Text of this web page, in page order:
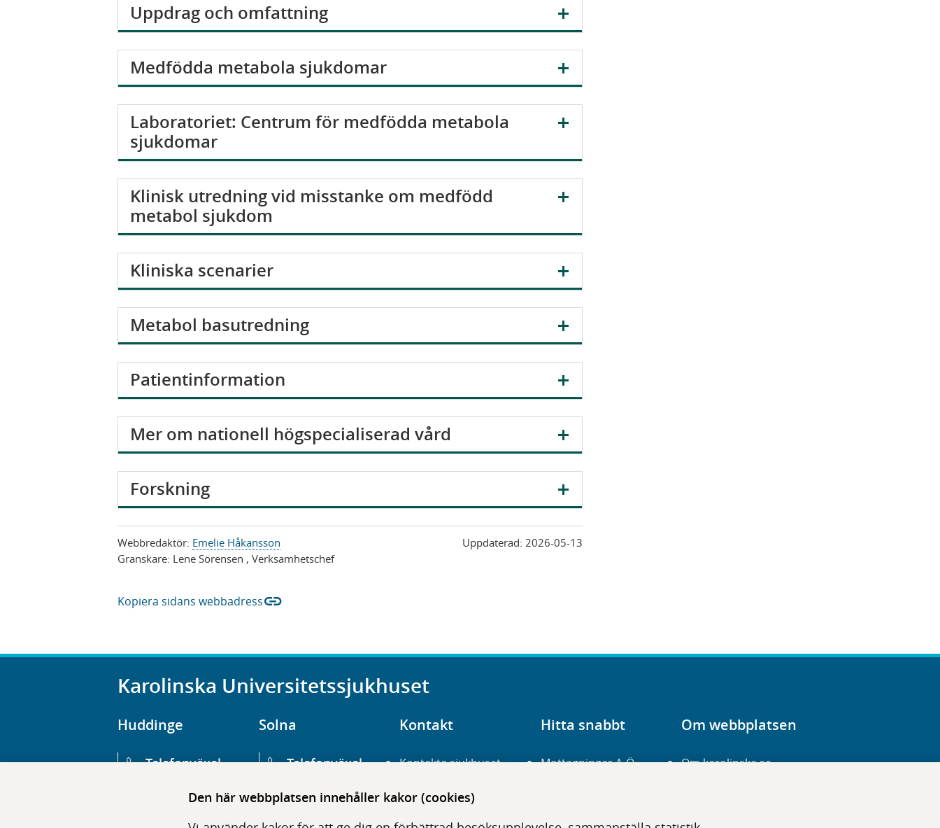
Den här webbplatsen innehåller kakor (cookies)
V
i
s
a
Uppdrag och omfattning
V
i
s
a
Medfödda metabola sjukdomar
V
i
s
a
Laboratoriet: Centrum för medfödda metabola
sjukdomar
V
i
s
a
Klinisk utredning vid misstanke om medfödd
metabol sjukdom
V
i
s
a
Kliniska scenarier
V
i
s
a
Metabol basutredning
V
i
s
a
Patientinformation
V
i
s
a
Mer om nationell högspecialiserad vård
V
i
s
a
Forskning
Webbredaktör: Emelie Håkansson
Granskare: Lene Sörensen , Verksamhetschef
Uppdaterad: 2026-05-13
Kopiera sidans webbadresslink
Karolinska Universitetssjukhuset
Huddinge
Telefonväxel
Solna
Telefonväxel
Kontakt
Kontakta sjukhuset
Hitta hit
Hitta snabbt
Mottagningar A-Ö
Om webbplatsen
Om karolinska.se